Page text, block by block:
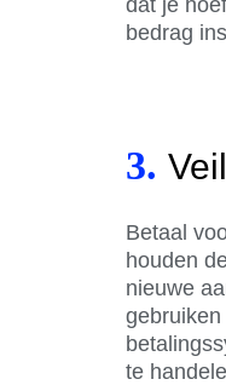
bedrag
3.
Betaal
houden
nieuwe
te